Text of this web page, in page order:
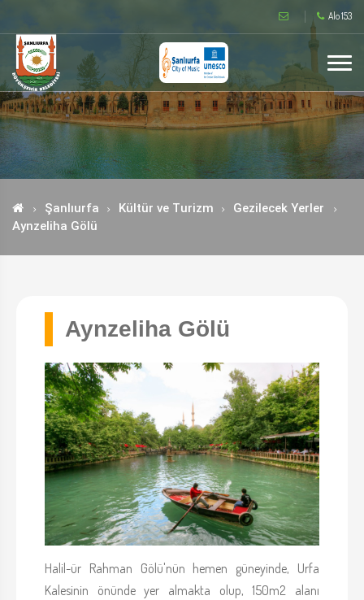
Alo 153
Şanlıurfa Kültür ve Turizm
Gezilecek Yerler
Aynzeliha Gölü
Aynzeliha Gölü
Halil-ür Rahman Gölü'nün hemen güneyinde, Urfa
Kalesinin önünde yer almakta olup, 150m2 alanı